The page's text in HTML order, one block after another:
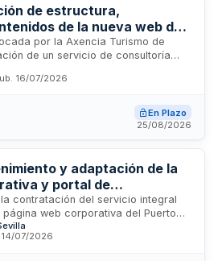
de estructura,
de la nueva web de
por la Axencia Turismo de
de un servicio de consultoría
integral de la nueva
El servicio incluye el análisis,
contenidos turísticos, así como la
de información y usabilidad. Este
de la comunidad autónoma,
del usuario y la accesibilidad a
y destinos turísticos de Galicia.
16/07/2026
En Plazo
25/08/2026
y adaptación de la
y portal de
Autoridad Portuaria de
contratación del servicio integral
página web corporativa del Puerto
Transparencia de la Autoridad
incluye la adaptación de los
14/07/2026